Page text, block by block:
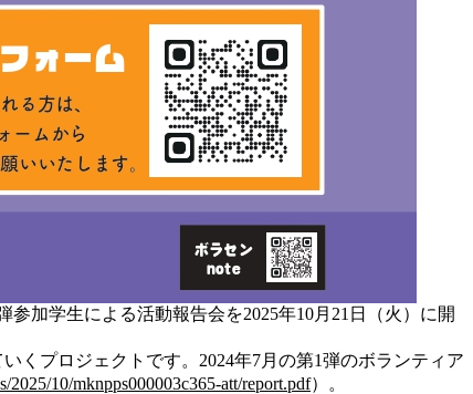
加学生による活動報告会を2025年10月21日（火）に開
くプロジェクトです。2024年7月の第1弾のボランティア
10/mknpps000003c365-att/report.pdf）。